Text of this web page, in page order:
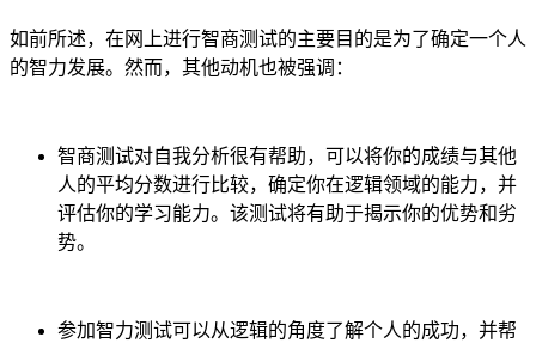
如前所述，在网上进行智商测试的主要目的是为了确定一个人
的智力发展。然而，其他动机也被强调：
智商测试对自我分析很有帮助，可以将你的成绩与其他
人的平均分数进行比较，确定你在逻辑领域的能力，并
评估你的学习能力。该测试将有助于揭示你的优势和劣
势。
参加智力测试可以从逻辑的角度了解个人的成功，并帮